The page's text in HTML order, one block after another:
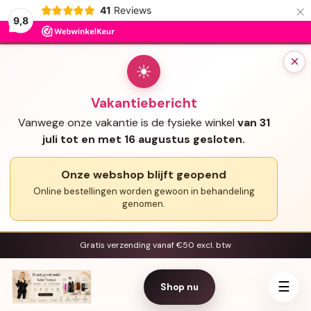
9,8
41 Reviews ×
×
☀
Vakantiebericht
Vanwege onze vakantie is de fysieke winkel van 31
juli tot en met 16 augustus gesloten.
Onze webshop blijft geopend
Online bestellingen worden gewoon in behandeling
genomen.
Gratis verzending vanaf €50 excl. btw
Shop nu ☰